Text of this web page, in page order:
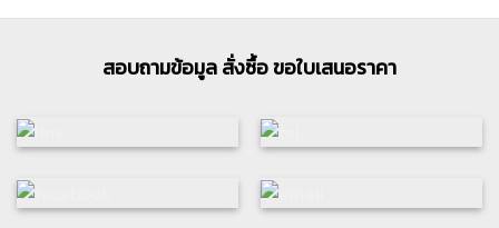
สอบถามข้อมูล สั่งซื้อ ขอใบเสนอราคา